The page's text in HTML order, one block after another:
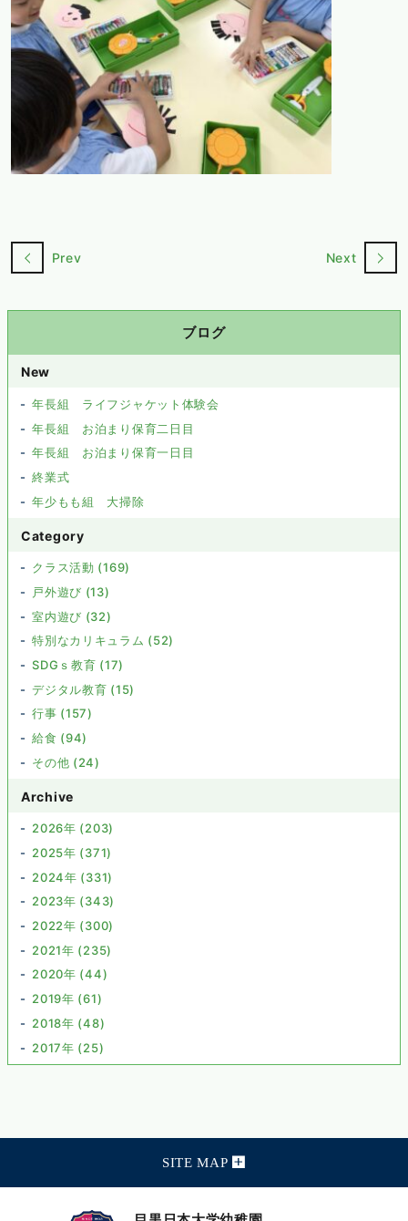
Prev Next
ブログ
New
年長組 ライフジャケット体験会
年長組 お泊まり保育二日目
年長組 お泊まり保育一日目
終業式
年少もも組 大掃除
Category
クラス活動 (169)
戸外遊び (13)
室内遊び (32)
特別なカリキュラム (52)
SDGｓ教育 (17)
デジタル教育 (15)
行事 (157)
給食 (94)
その他 (24)
Archive
2026年 (203)
2025年 (371)
2024年 (331)
2023年 (343)
2022年 (300)
2021年 (235)
2020年 (44)
2019年 (61)
2018年 (48)
2017年 (25)
SITE MAP